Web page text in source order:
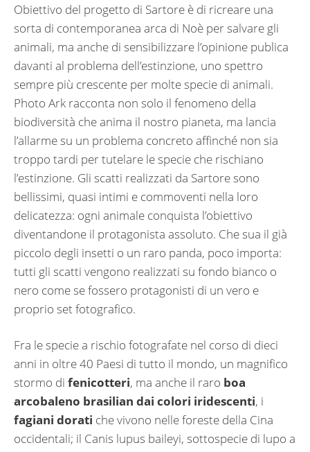
Obiettivo del progetto di Sartore è di ricreare una
sorta di contemporanea arca di Noè per salvare gli
animali, ma anche di sensibilizzare l’opinione publica
davanti al problema dell’estinzione, uno spettro
sempre più crescente per molte specie di animali.
Photo Ark racconta non solo il fenomeno della
biodiversità che anima il nostro pianeta, ma lancia
l’allarme su un problema concreto affinché non sia
troppo tardi per tutelare le specie che rischiano
l’estinzione. Gli scatti realizzati da Sartore sono
bellissimi, quasi intimi e commoventi nella loro
delicatezza: ogni animale conquista l’obiettivo
diventandone il protagonista assoluto. Che sua il già
piccolo degli insetti o un raro panda, poco importa:
tutti gli scatti vengono realizzati su fondo bianco o
nero come se fossero protagonisti di un vero e
proprio set fotografico.
Fra le specie a rischio fotografate nel corso di dieci
anni in oltre 40 Paesi di tutto il mondo, un magnifico
stormo di fenicotteri, ma anche il raro boa
arcobaleno brasilian dai colori iridescenti, i
fagiani dorati che vivono nelle foreste della Cina
occidentali; il Canis lupus baileyi, sottospecie di lupo a